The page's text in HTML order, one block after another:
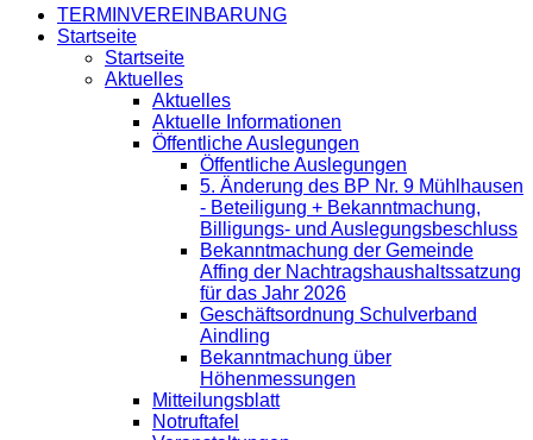
TERMINVEREINBARUNG
Startseite
Startseite
Aktuelles
Aktuelles
Aktuelle Informationen
Öffentliche Auslegungen
Öffentliche Auslegungen
5. Änderung des BP Nr. 9 Mühlhausen
- Beteiligung + Bekanntmachung,
Billigungs- und Auslegungsbeschluss
Bekanntmachung der Gemeinde
Affing der Nachtragshaushaltssatzung
für das Jahr 2026
Geschäftsordnung Schulverband
Aindling
Bekanntmachung über
Höhenmessungen
Mitteilungsblatt
Notruftafel